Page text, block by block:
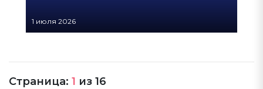
1 июля 2026
Страница: 1 из 16